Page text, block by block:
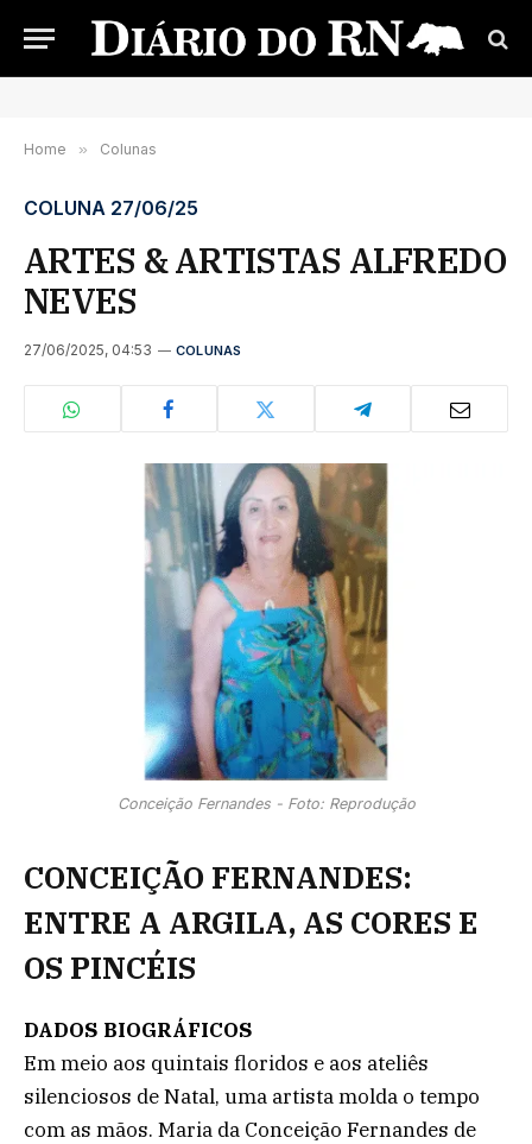
Home » Colunas
COLUNA 27/06/25
ARTES & ARTISTAS ALFREDO
NEVES
27/06/2025, 04:53 COLUNAS
Conceição Fernandes - Foto: Reprodução
CONCEIÇÃO FERNANDES:
ENTRE A ARGILA, AS CORES E
OS PINCÉIS
DADOS BIOGRÁFICOS
Em meio aos quintais floridos e aos ateliês
silenciosos de Natal, uma artista molda o tempo
com as mãos. Maria da Conceição Fernandes de